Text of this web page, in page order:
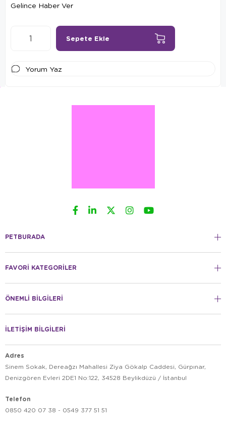
Gelince Haber Ver
Yorum Yaz
PETBURADA
FAVORİ KATEGORİLER
ÖNEMLİ BİLGİLERİ
İLETİŞİM BİLGİLERİ
Adres
Sinem Sokak, Dereağzı Mahallesi Ziya Gökalp Caddesi, Gürpınar,
Denizgören Evleri 2DE1 No:122, 34528 Beylikdüzü / İstanbul
Telefon
0850 420 07 38 - 0549 377 51 51